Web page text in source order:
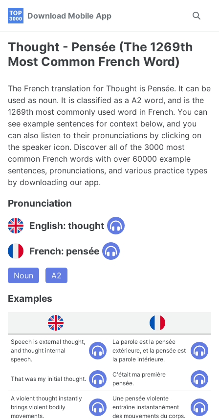
Skip
navigation
Skip
Skip
Download Mobile App
Toggle
Thought - Pensée (The 1269th
Most Common French Word)
The French translation for Thought is Pensée. It can be
used as noun. It is classified as a A2 word, and is the
1269th most commonly used word in French. You can
see example sentences for context below, and you
can also listen to their pronunciations by clicking on
the speaker icon. Discover all of the 3000 most
common French words with over 60000 example
sentences, pronunciations, and various practice types
by downloading our app.
Pronunciation
English: thought
French: pensée
Noun A2
Examples
Speech is external thought,
and thought internal
speech.
La parole est la pensée
extérieure, et la pensée est
la parole intérieure.
That was my initial thought.
C'était ma première
pensée.
A violent thought instantly
brings violent bodily
movements.
Une pensée violente
entraîne instantanément
des mouvements du corps.